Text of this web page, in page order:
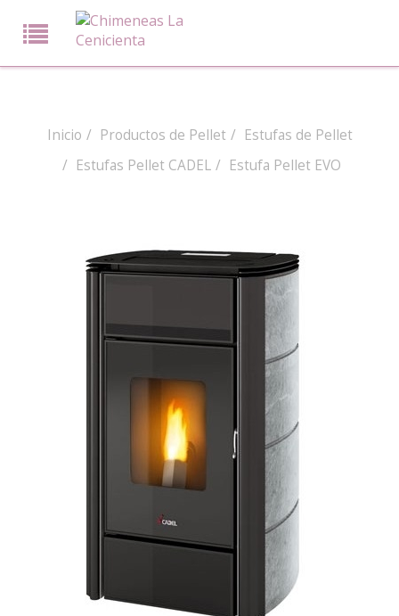
Inicio Productos de Pellet
Estufas de Pellet
Estufas Pellet CADEL
Estufa Pellet EVO